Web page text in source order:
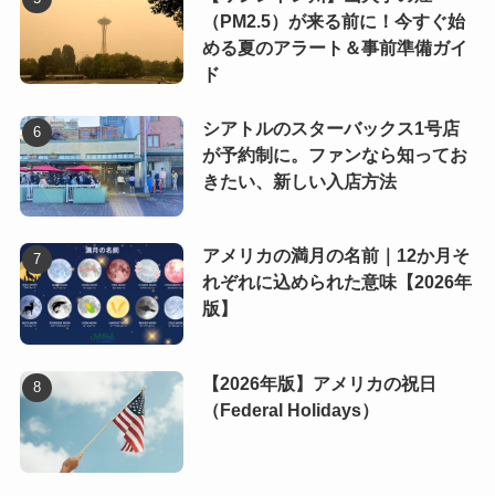
（PM2.5）が来る前に！今すぐ始
める夏のアラート＆事前準備ガイ
ド
シアトルのスターバックス1号店
が予約制に。ファンなら知ってお
きたい、新しい入店方法
アメリカの満月の名前｜12か月そ
れぞれに込められた意味【2026年
版】
【2026年版】アメリカの祝日
（Federal Holidays）